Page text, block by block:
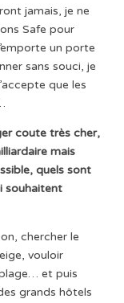
jamais, je ne
Safe pour
un porte
sans souci, je
que les
coute très cher,
mais
quels sont
souhaitent
chercher le
vouloir
et puis
grands hôtels